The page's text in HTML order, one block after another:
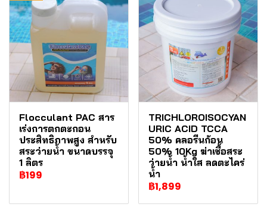
Flocculant PAC สาร
เร่งการตกตะกอน
ประสิทธิภาพสูง สำหรับ
สระว่ายน้ำ ขนาดบรรจุ
1 ลิตร
฿199
TRICHLOROISOCYAN
URIC ACID TCCA
50% คลอรีนก้อน
50% 10Kg ฆ่าเชื้อสระ
ว่ายน้ำ น้ำใส ลดตะไคร่
น้ำ
฿1,899